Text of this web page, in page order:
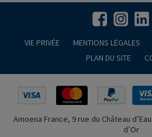
VIE PRIVÉE MENTIONS LÉGALES
PLAN DU SITE
Amoena France, 9 rue du Château
d’Or